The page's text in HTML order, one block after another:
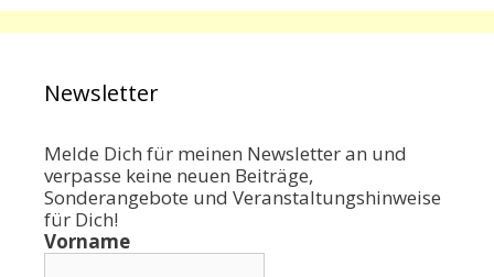
Newsletter
Melde Dich für meinen Newsletter an und
verpasse keine neuen Beiträge,
Sonderangebote und Veranstaltungshinweise
für Dich!
Vorname